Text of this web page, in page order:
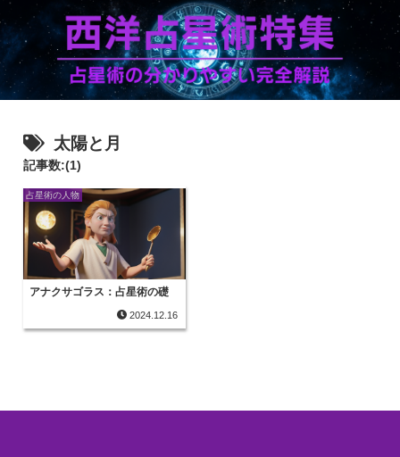
太陽と月
記事数:(1)
占星術の人物
アナクサゴラス：占星術の礎
2024.12.16